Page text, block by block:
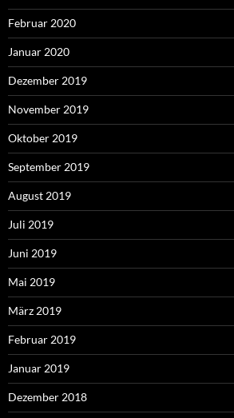
Februar 2020
Januar 2020
Dezember 2019
November 2019
Oktober 2019
September 2019
August 2019
Juli 2019
Juni 2019
Mai 2019
März 2019
Februar 2019
Januar 2019
Dezember 2018